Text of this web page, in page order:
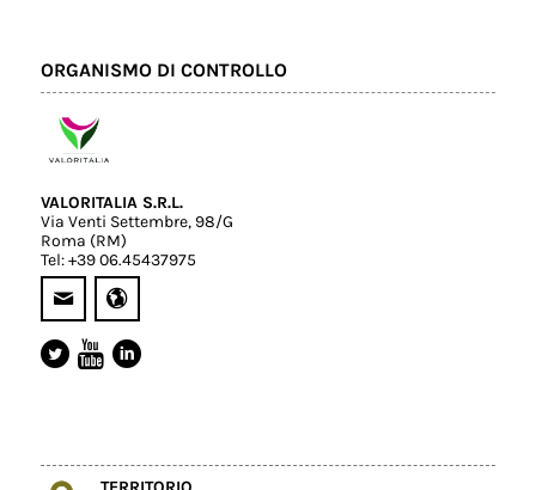
ORGANISMO DI CONTROLLO
VALORITALIA S.R.L.
Via Venti Settembre, 98/G
Roma (RM)
Tel: +39 06.45437975